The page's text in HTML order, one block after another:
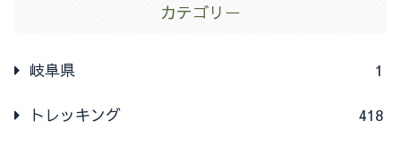
カテゴリー
岐阜県 1
トレッキング 418